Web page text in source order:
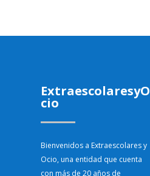
ExtraescolaresyO
cio
Bienvenidos a Extraescolares y
Ocio, una entidad que cuenta
con más de 20 años de